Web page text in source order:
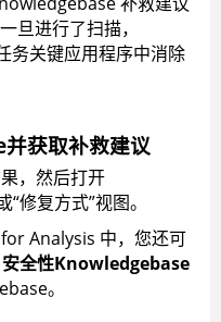
旦进行了扫描，
务关键应用程序中消除
并获取补救建议
，然后打开
“修复方式”视图。
Analysis 中，您还可
安全性Knowledgebase
。